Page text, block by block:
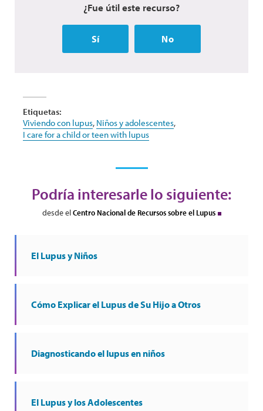
¿Fue útil este recurso?
Sí No
Etiquetas:
Viviendo con lupus, Niños y adolescentes,
I care for a child or teen with lupus
Podría interesarle lo siguiente:
desde elCentro Nacional de Recursos sobre el Lupus
El Lupus y Niños
Cómo Explicar el Lupus de Su Hijo a Otros
Diagnosticando el lupus en niños
El Lupus y los Adolescentes